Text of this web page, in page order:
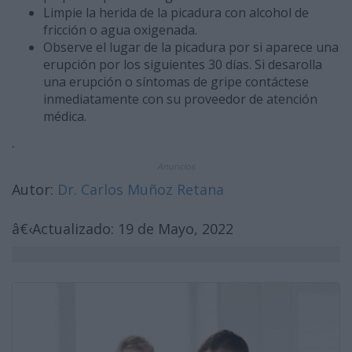
Limpie la herida de la picadura con alcohol de
fricción o agua oxigenada.
Observe el lugar de la picadura por si aparece una
erupción por los siguientes 30 días. Si desarolla
una erupción o síntomas de gripe contáctese
inmediatamente con su proveedor de atención
médica.
.
Autor: Dr. Carlos Muñoz Retana
â€‹Actualizado: 19 de Mayo, 2022